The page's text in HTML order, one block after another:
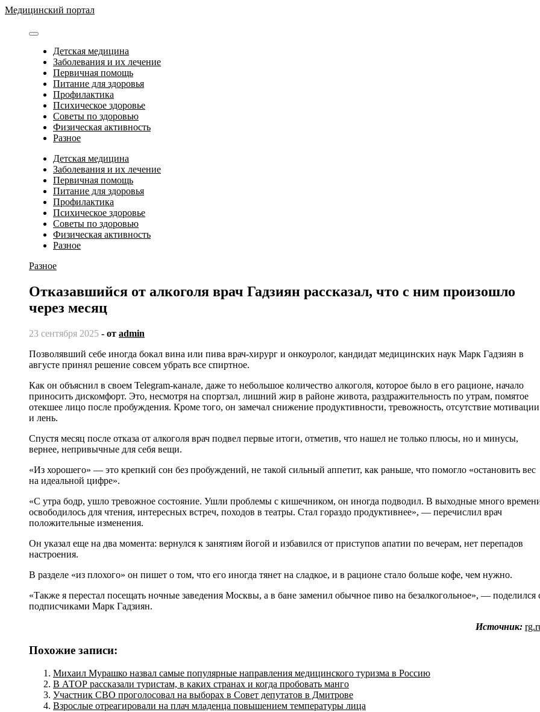
Перейти
содержимому
Медицинский портал
Детская медицина
Заболевания и их лечение
Первичная помощь
Питание для здоровья
Профилактика
Психическое здоровье
Советы по здоровью
Физическая активность
Разное
Детская медицина
Заболевания и их лечение
Первичная помощь
Питание для здоровья
Профилактика
Психическое здоровье
Советы по здоровью
Физическая активность
Разное
Разное
Отказавшийся от алкоголя врач Гадзиян рассказал, что с ним произошло
через месяц
23 сентября 2025 - от admin
Позволявший себе иногда бокал вина или пива врач-хирург и онкоуролог, кандидат медицинских наук Марк Гадзиян в
августе принял решение совсем убрать все спиртное.
Как он объяснил в своем Telegram-канале, даже то небольшое количество алкоголя, которое было в его рационе, начало
приносить дискомфорт. Это, несмотря на спортзал, лишний жир в районе живота, раздражительность по утрам, помятое
отекшее лицо после пробуждения. Кроме того, он замечал снижение продуктивности, тревожность, отсутствие мотивации
и лень.
Спустя месяц после отказа от алкоголя врач подвел первые итоги, отметив, что нашел не только плюсы, но и минусы,
вернее, непривычные для себя вещи.
«Из хорошего» — это крепкий сон без пробуждений, не такой сильный аппетит, как раньше, что помогло «остановить вес
на идеальной цифре».
«С утра бодр, ушло тревожное состояние. Ушли проблемы с кишечником, он иногда подводил. В выходные много
освободилось для чтения, интересных встреч, походов в театры. Стал гораздо продуктивнее», — перечислил врач
положительные изменения.
Он указал еще на два момента: вернулся к занятиям йогой и избавился от приступов апатии по вечерам, нет перепадов
настроения.
В разделе «из плохого» он пишет о том, что его иногда тянет на сладкое, и в рационе стало больше кофе, чем нужно.
«Также я перестал посещать ночные заведения Москвы, а в бане заменил обычное пиво на безалкогольное», — поделился
подписчиками Марк Гадзиян.
Источник:
Похожие записи:
Михаил Мурашко назвал самые популярные направления медицинского туризма в Россию
В АТОР рассказали туристам, в каких странах и когда пробовать манго
Участник СВО проголосовал на выборах в Совет депутатов в Дмитрове
Взрослые отреагировали на плач младенца повышением температуры лица